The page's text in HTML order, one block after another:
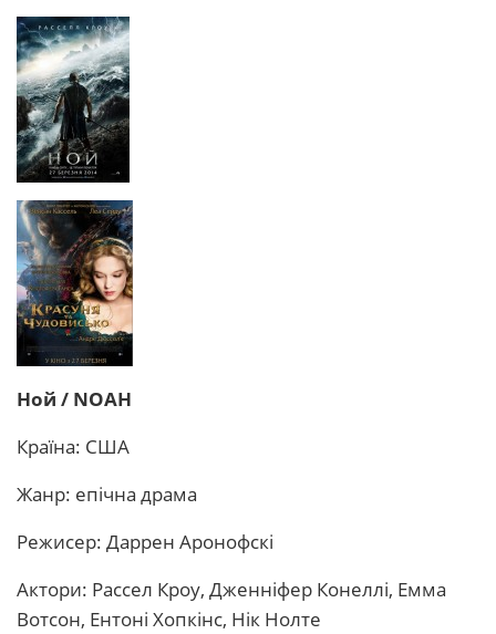
Ной / NOAH
Країна: США
Жанр: епічна драма
Режисер: Даррен Аронофскі
Актори: Рассел Кроу, Дженніфер Конеллі, Емма
Вотсон, Ентоні Хопкінс, Нік Нолте